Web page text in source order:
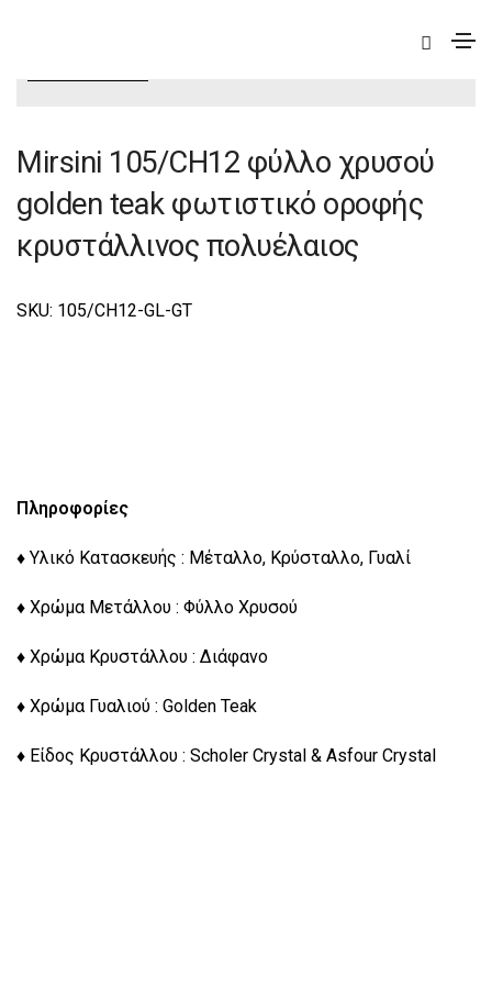
Mirsini 105/CH12 φύλλο χρυσού
golden teak φωτιστικό οροφής
κρυστάλλινος πολυέλαιος
SKU: 105/CΗ12-GL-GT
Πληροφορίες
♦ Υλικό Κατασκευής : Μέταλλο, Κρύσταλλο, Γυαλί
♦ Χρώμα Μετάλλου : Φύλλο Χρυσού
♦ Χρώμα Κρυστάλλου : Διάφανο
♦ Χρώμα Γυαλιού : Golden Teak
♦ Είδος Κρυστάλλου : Scholer Crystal & Asfour Crystal